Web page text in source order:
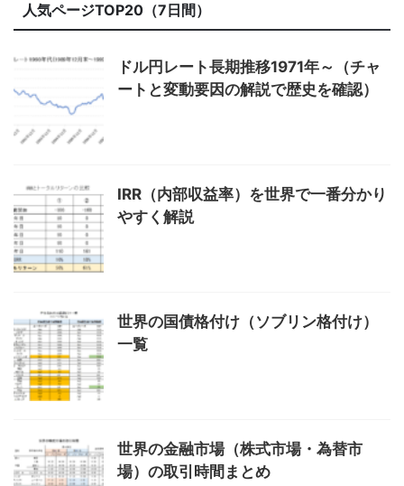
人気ページTOP20（7日間）
ドル円レート長期推移1971年～（チャ
ートと変動要因の解説で歴史を確認）
IRR（内部収益率）を世界で一番分かり
やすく解説
世界の国債格付け（ソブリン格付け）
一覧
世界の金融市場（株式市場・為替市
場）の取引時間まとめ